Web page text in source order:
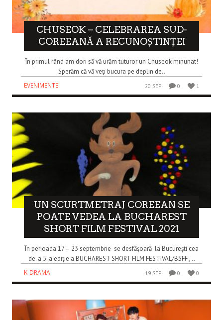
CHUSEOK – CELEBRAREA SUD-
COREEANĂ A RECUNOȘTINȚEI
În primul rând am dori să vă urăm tuturor un Chuseok minunat!
Sperăm că vă veți bucura pe deplin de..
EVENIMENTE
20 SEP 0 1
UN SCURTMETRAJ COREEAN SE
POATE VEDEA LA BUCHAREST
SHORT FILM FESTIVAL 2021
În perioada 17 – 23 septembrie se desfășoară la București cea
de-a 5-a ediție a BUCHAREST SHORT FILM FESTIVAL/BSFF , ..
K-DRAMA
19 SEP 0 0